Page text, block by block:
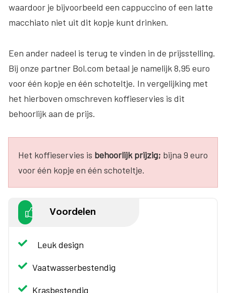
waardoor je bijvoorbeeld een cappuccino of een latte
macchiato niet uit dit kopje kunt drinken.
Een ander nadeel is terug te vinden in de prijsstelling.
Bij onze partner Bol.com betaal je namelijk 8,95 euro
voor één kopje en één schoteltje. In vergelijking met
het hierboven omschreven koffieservies is dit
behoorlijk aan de prijs.
Het koffieservies is behoorlijk prijzig; bijna 9 euro
voor één kopje en één schoteltje.
Voordelen
Leuk design
Vaatwasserbestendig
Krasbestendig